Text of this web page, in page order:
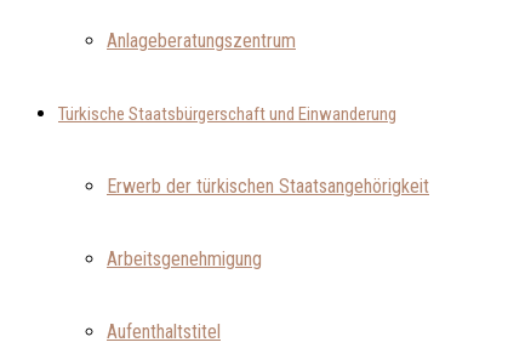
Anlageberatungszentrum
Türkische Staatsbürgerschaft und Einwanderung
Erwerb der türkischen Staatsangehörigkeit
Arbeitsgenehmigung
Aufenthaltstitel